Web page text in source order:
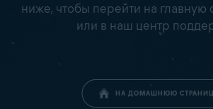
ниже, чтобы перейти на главную
или в наш центр
НА ДОМАШНЮЮ